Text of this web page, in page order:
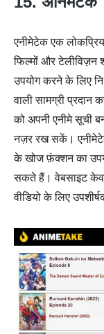
एनीमेटेक एक
फिल्मों और टेलीविज़न
उपयोग करने के लिए
वाली सामग्री प्रदान
को अपनी एनीमे सूची
नज़र रख सकें।
के खोज फ़ंक्शन का
सकते हैं। वेबसाइट
वीडियो के लिए